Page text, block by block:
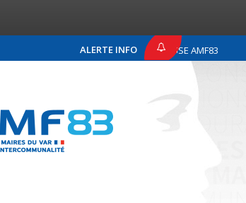
ALERTE INFO
COMMUNIQUÉ DE PRESSE AMF83